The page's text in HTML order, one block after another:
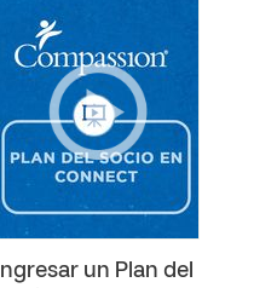
Ingresar un Plan del